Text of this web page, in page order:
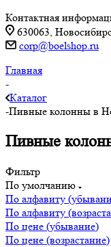
Контактная
630063,
corp@boelshop.ru
Главная
-
Каталог
-Пивные колонны в
Пивные
Фильтр
По умолчанию
По алфавиту
По алфавиту
По цене (убывание)
По цене (возрастание)